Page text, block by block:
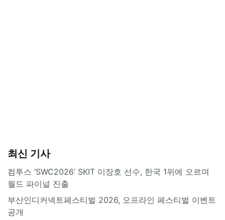
최신 기사
컴투스 ‘SWC2026’ SKIT 이장호 선수, 한국 1위에 오르며
월드 파이널 진출
부산인디커넥트페스티벌 2026, 오프라인 페스티벌 이벤트
공개